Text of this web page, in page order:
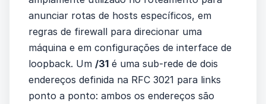
anunciar rotas de hosts específicos, em
regras de firewall para direcionar uma
máquina e em configurações de interface de
loopback. Um /31 é uma sub-rede de dois
endereços definida na RFC 3021 para links
ponto a ponto: ambos os endereços são